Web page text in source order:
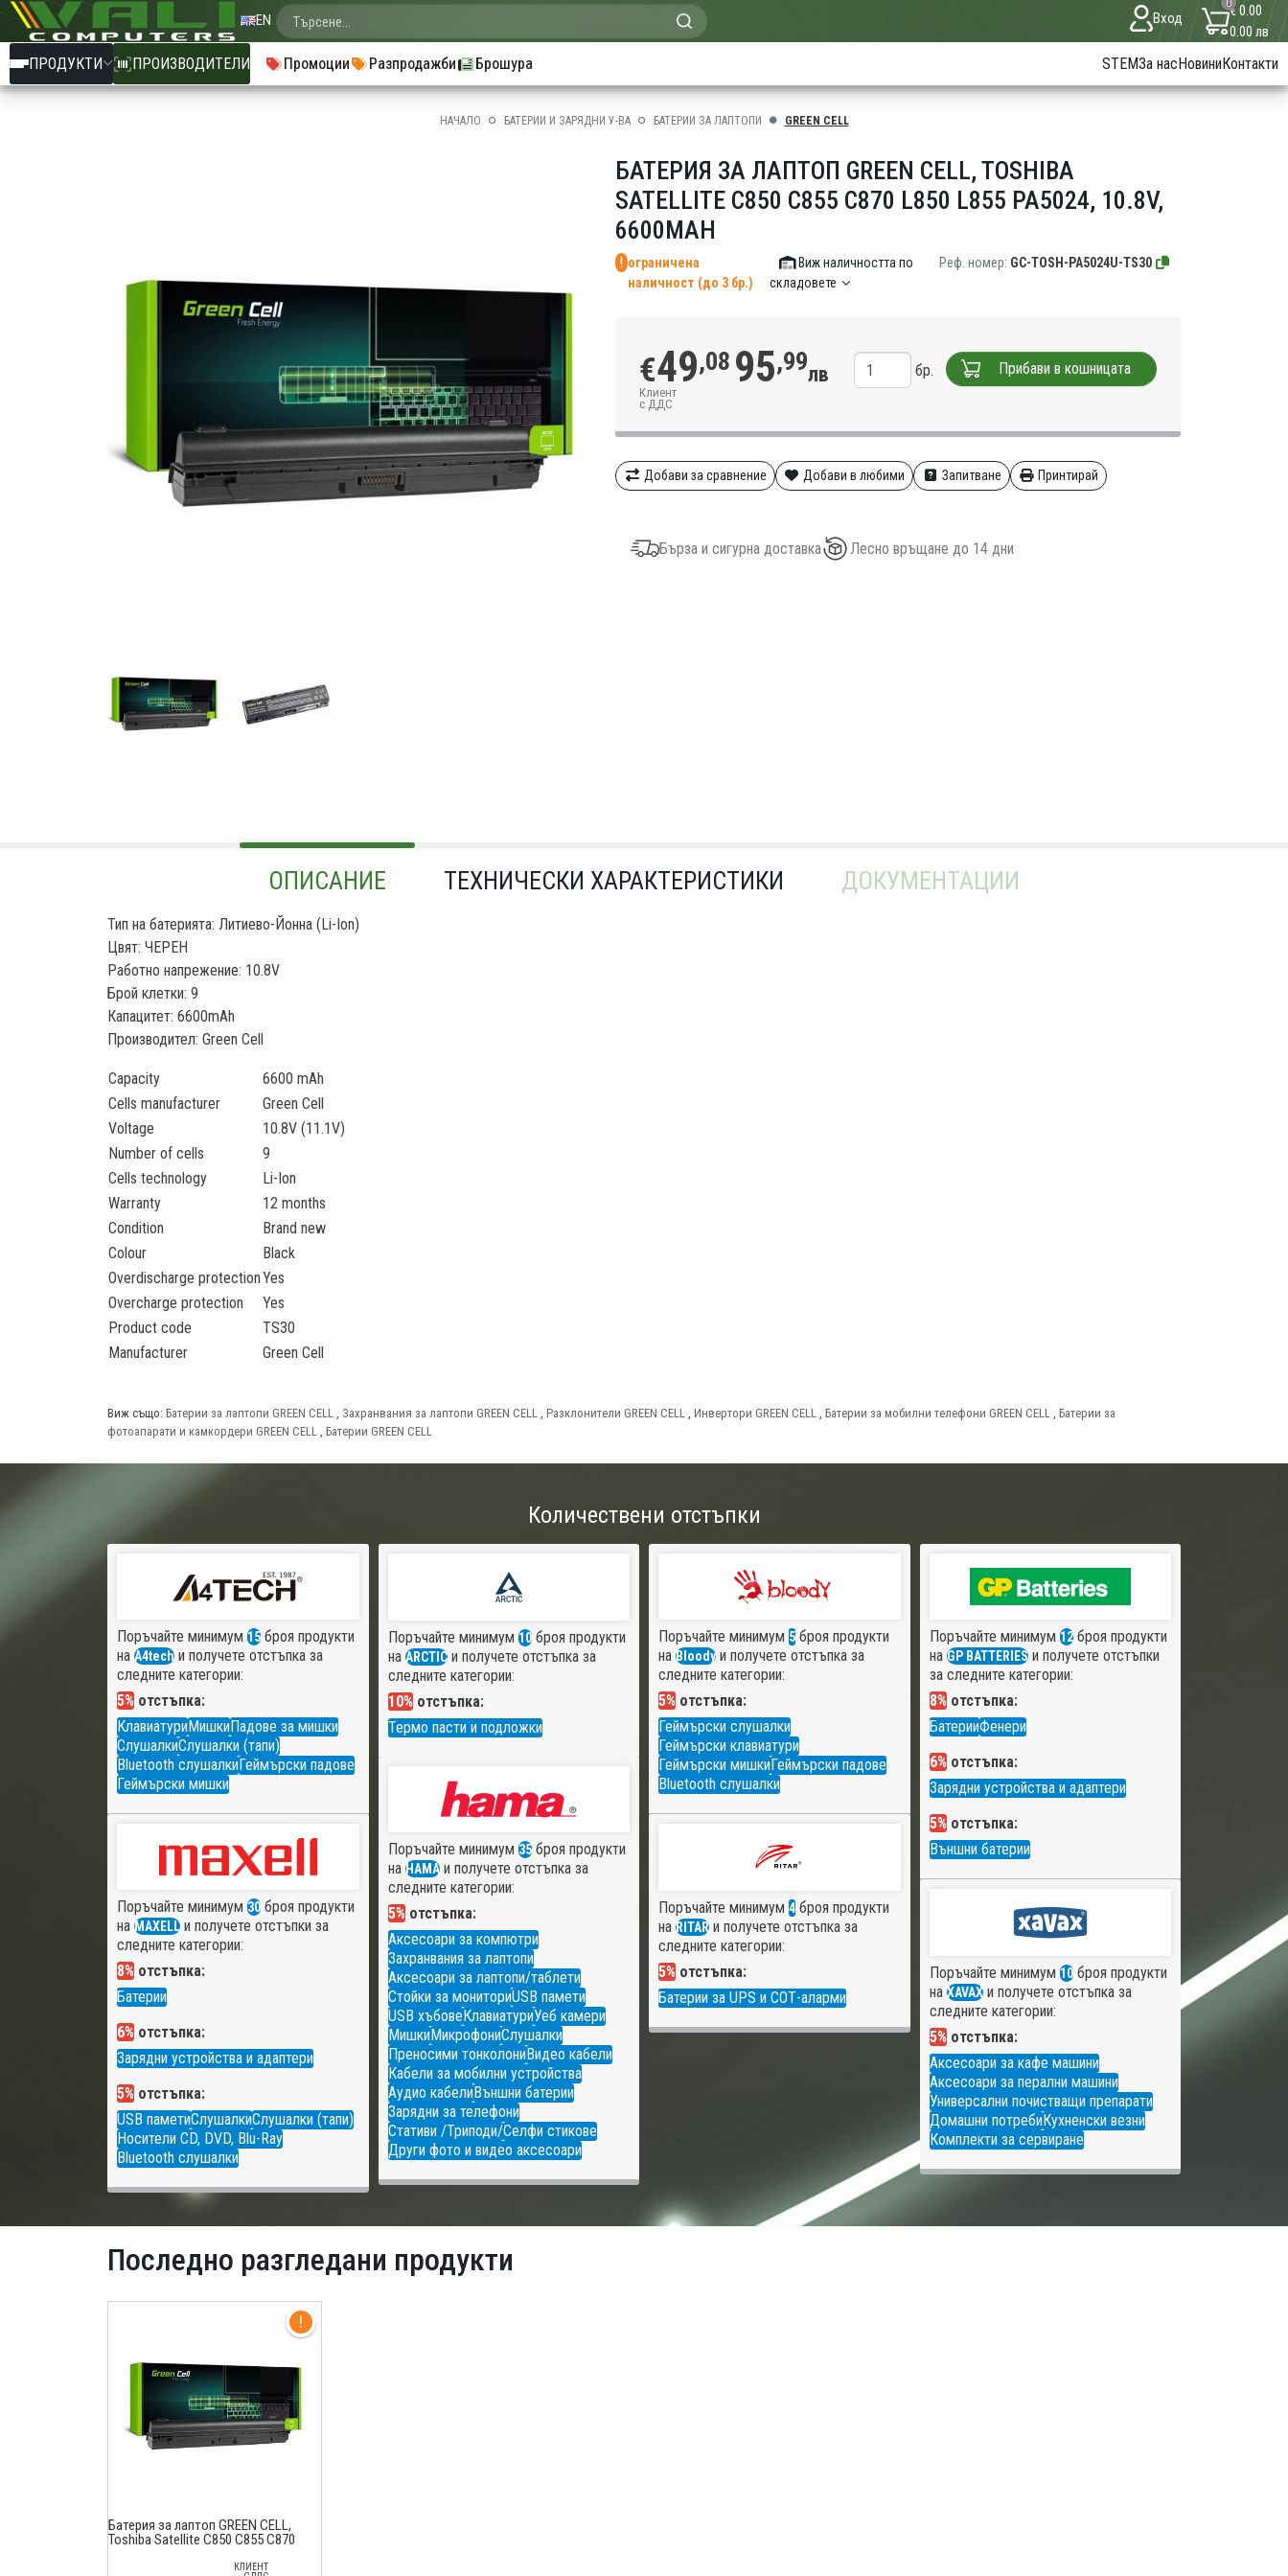
EN Вход
0€ 0.00
0.00 лв
ПРОДУКТИ ПРОИЗВОДИТЕЛИ Промоции Разпродажби Брошура STEMЗа насНовиниКонтакти
НАЧАЛО БАТЕРИИ И ЗАРЯДНИ У-ВА БАТЕРИИ ЗА ЛАПТОПИ GREEN CELL
БАТЕРИЯ ЗА ЛАПТОП GREEN CELL, TOSHIBA
SATELLITE C850 C855 C870 L850 L855 PA5024, 10.8V,
6600MAH
ограничена
наличност (до 3 бр.)
Виж наличността по
складовете
Реф. номер: GC-TOSH-PA5024U-TS30
€49,08 95,99лв
Клиент
с ДДС
бр. Прибави в кошницата
Добави за сравнение Добави в любими Запитване Принтирай
Бърза и сигурна доставка Лесно връщане до 14 дни
ОПИСАНИЕ ТЕХНИЧЕСКИ ХАРАКТЕРИСТИКИ ДОКУМЕНТАЦИИ
Тип на батерията: Литиево-Йонна (Li-Ion)
Цвят: ЧЕРЕН
Работно напрежение: 10.8V
Брой клетки: 9
Капацитет: 6600mAh
Производител: Green Cell
Capacity
6600 mAh
Cells manufacturer
Green Cell
Voltage
10.8V (11.1V)
Number of cells
9
Cells technology
Li-Ion
Warranty
12 months
Condition
Brand new
Colour
Black
Overdischarge protectionYes
Overcharge protection
Yes
Product code
TS30
Manufacturer
Green Cell
Виж също: Батерии за лаптопи GREEN CELL Захранвания за лаптопи GREEN CELL Разклонители GREEN CELL Инвертори GREEN CELL Батерии за мобилни телефони GREEN CELL
Батерии за
фотоапарати и камкордери GREEN CELL
Батерии GREEN CELL
Количествени отстъпки
Поръчайте минимум 15 броя продукти
на A4tech и получете отстъпка за
следните категории:
5% отстъпка:
КлавиатуриМишкиПадове за мишки
СлушалкиСлушалки (тапи)
Bluetooth слушалкиГеймърски падове
Геймърски мишки
Поръчайте минимум 10броя продукти
на ARCTICи получете отстъпка за
следните категории:
10% отстъпка:
Термо пасти и подложки
Поръчайте минимум 5 броя продукти
на Bloody и получете отстъпка за
следните категории:
5% отстъпка:
Геймърски слушалки
Геймърски клавиатури
Геймърски мишкиГеймърски падове
Bluetooth слушалки
Поръчайте минимум 12броя продукти
на GP BATTERIESи получете отстъпки
за следните категории:
8% отстъпка:
БатерииФенери
6% отстъпка:
Зарядни устройства и адаптери
5% отстъпка:
Външни батерии
Поръчайте минимум 35броя продукти
на HAMAи получете отстъпка за
следните категории:
5% отстъпка:
Аксесоари за компютри
Захранвания за лаптопи
Аксесоари за лаптопи/таблети
Стойки за мониториUSB памети
USB хъбовеКлавиатуриУеб камери
МишкиМикрофониСлушалки
Преносими тонколониВидео кабели
Кабели за мобилни устройства
Аудио кабелиВъншни батерии
Зарядни за телефони
Стативи /Триподи/Селфи стикове
Други фото и видео аксесоари
Поръчайте минимум 30 броя продукти
на MAXELL и получете отстъпки за
следните категории:
8% отстъпка:
Батерии
6% отстъпка:
Зарядни устройства и адаптери
5% отстъпка:
USB паметиСлушалкиСлушалки (тапи)
Носители CD, DVD, Blu-Ray
Bluetooth слушалки
Поръчайте минимум 4 броя продукти
на RITAR и получете отстъпка за
следните категории:
5% отстъпка:
Батерии за UPS и СОТ-аларми
Поръчайте минимум 10броя продукти
на XAVAXи получете отстъпка за
следните категории:
5% отстъпка:
Аксесоари за кафе машини
Аксесоари за перални машини
Универсални почистващи препарати
Домашни потребиКухненски везни
Комплекти за сервиране
Последно разгледани продукти
Батерия за лаптоп GREEN CELL,
Toshiba Satellite C850 C855 C870
КЛИЕНТ